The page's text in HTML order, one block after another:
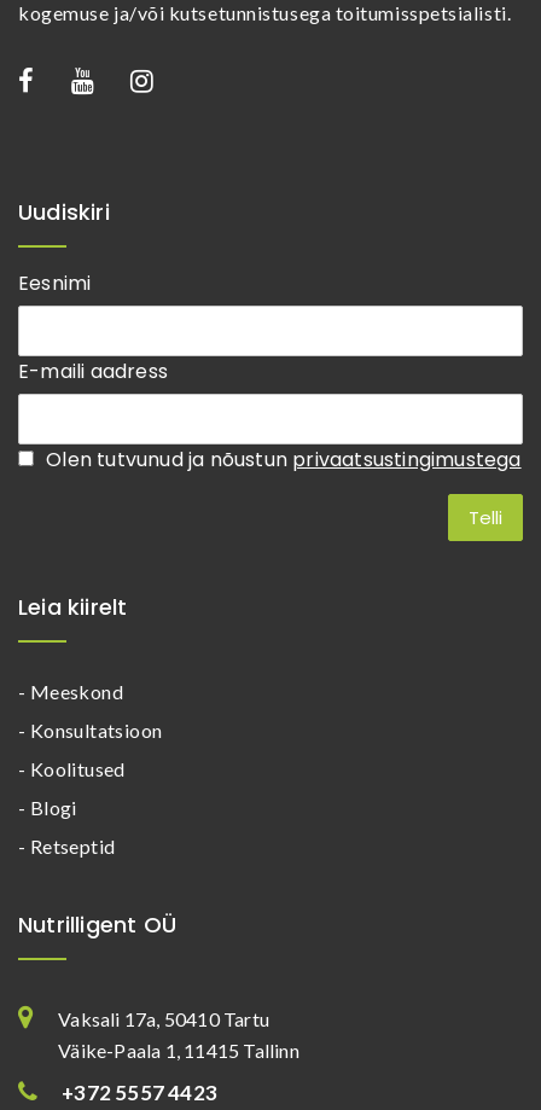
kogemuse ja/või kutsetunnistusega toitumisspetsialisti.
Uudiskiri
Eesnimi
E-maili aadress
Olen tutvunud ja nõustun privaatsustingimustega
Leia kiirelt
- Meeskond
- Konsultatsioon
- Koolitused
- Blogi
- Retseptid
Nutrilligent OÜ
Vaksali 17a, 50410 Tartu
Väike-Paala 1, 11415 Tallinn
+372 5557 4423